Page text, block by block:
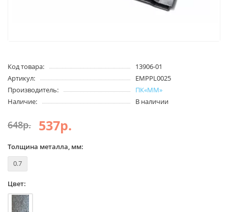
Код товара:
13906-01
Артикул:
EMPPL0025
Производитель:
ПК«ММ»
Наличие:
В наличии
648р. 537р.
Толщина металла, мм:
0.7
Цвет: